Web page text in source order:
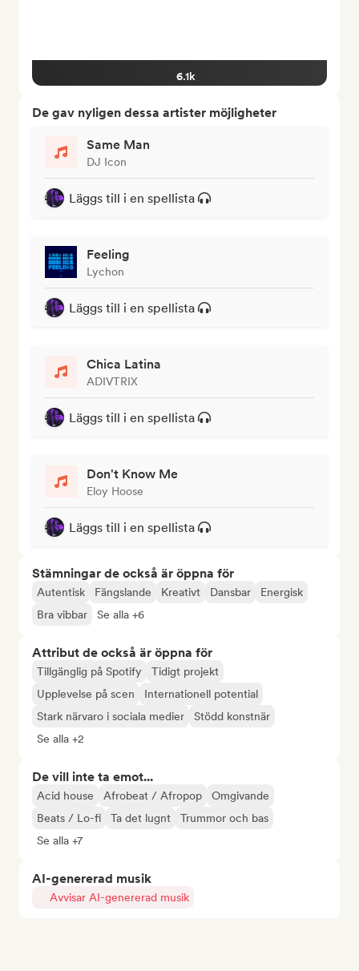
6.1k
De gav nyligen dessa artister möjligheter
Same Man
DJ Icon
Läggs till i en spellista
Feeling
Lychon
Läggs till i en spellista
Chica Latina
ADIVTRIX
Läggs till i en spellista
Don't Know Me
Eloy Hoose
Läggs till i en spellista
Stämningar de också är öppna för
Autentisk Fängslande Kreativt Dansbar
Energisk
Bra vibbar
Se alla +6
Attribut de också är öppna för
Tillgänglig på Spotify
Tidigt projekt
Upplevelse på scen
Internationell potential
Stark närvaro i sociala medier
Stödd konstnär
Se alla +2
De vill inte ta emot...
Acid house Afrobeat / Afropop
Omgivande
Beats / Lo-fi
Ta det lugnt
Trummor och bas
Se alla +7
AI-genererad musik
Avvisar AI-genererad musik